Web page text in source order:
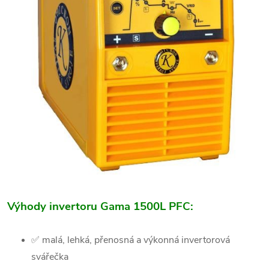
Výhody invertoru Gama 1500L PFC:
✅ malá, lehká, přenosná a výkonná invertorová
svářečka